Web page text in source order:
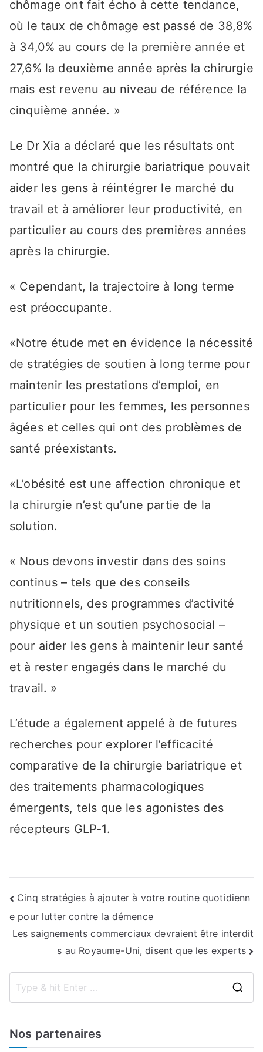
chômage ont fait écho à cette tendance,
où le taux de chômage est passé de 38,8%
à 34,0% au cours de la première année et
27,6% la deuxième année après la chirurgie
mais est revenu au niveau de référence la
cinquième année. »
Le Dr Xia a déclaré que les résultats ont
montré que la chirurgie bariatrique pouvait
aider les gens à réintégrer le marché du
travail et à améliorer leur productivité, en
particulier au cours des premières années
après la chirurgie.
« Cependant, la trajectoire à long terme
est préoccupante.
«Notre étude met en évidence la nécessité
de stratégies de soutien à long terme pour
maintenir les prestations d’emploi, en
particulier pour les femmes, les personnes
âgées et celles qui ont des problèmes de
santé préexistants.
«L’obésité est une affection chronique et
la chirurgie n’est qu’une partie de la
solution.
« Nous devons investir dans des soins
continus – tels que des conseils
nutritionnels, des programmes d’activité
physique et un soutien psychosocial –
pour aider les gens à maintenir leur santé
et à rester engagés dans le marché du
travail. »
L’étude a également appelé à de futures
recherches pour explorer l’efficacité
comparative de la chirurgie bariatrique et
des traitements pharmacologiques
émergents, tels que les agonistes des
récepteurs GLP-1.
Navigation
de
l’article
Cinq stratégies à ajouter à votre routine quotidienn
e pour lutter contre la démence
Les saignements commerciaux devraient être interdit
s au Royaume-Uni, disent que les experts
Nos partenaires